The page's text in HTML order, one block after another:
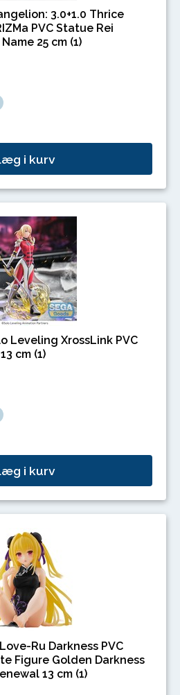
3.0+1.0 Thrice
PVC Statue Rei
25 cm (1)
i kurv
Leveling XrossLink PVC
cm (1)
i kurv
Ru Darkness PVC
Figure Golden Darkness
13 cm (1)